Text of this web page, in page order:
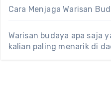
Cara Menjaga Warisan
Warisan budaya apa saja
kalian paling menarik di